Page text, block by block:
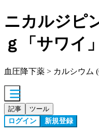
ニカルジピ
ｇ「サワイ」
血圧降下薬 > カルシウム
記事 ツール
ログイン 新規登録